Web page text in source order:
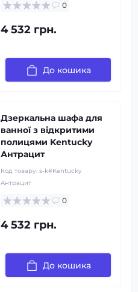
0
4 532 грн.
До кошика
Дзеркальна шафа для
ванної з відкритими
полицями Kentucky
Антрацит
Код товару: s-k#Kentucky
Антрацит
0
4 532 грн.
До кошика